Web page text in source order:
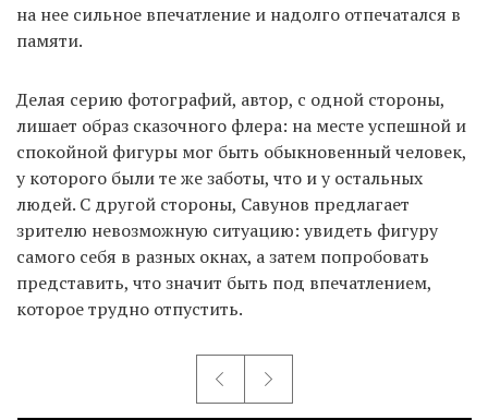
на нее сильное впечатление и надолго отпечатался в
памяти.
Делая серию фотографий, автор, с одной стороны,
лишает образ сказочного флера: на месте успешной и
спокойной фигуры мог быть обыкновенный человек,
у которого были те же заботы, что и у остальных
людей. С другой стороны, Савунов предлагает
зрителю невозможную ситуацию: увидеть фигуру
самого себя в разных окнах, а затем попробовать
представить, что значит быть под впечатлением,
которое трудно отпустить.